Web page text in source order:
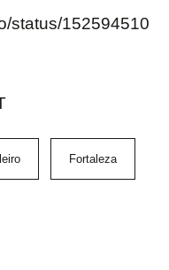
status/152594510
Fortaleza